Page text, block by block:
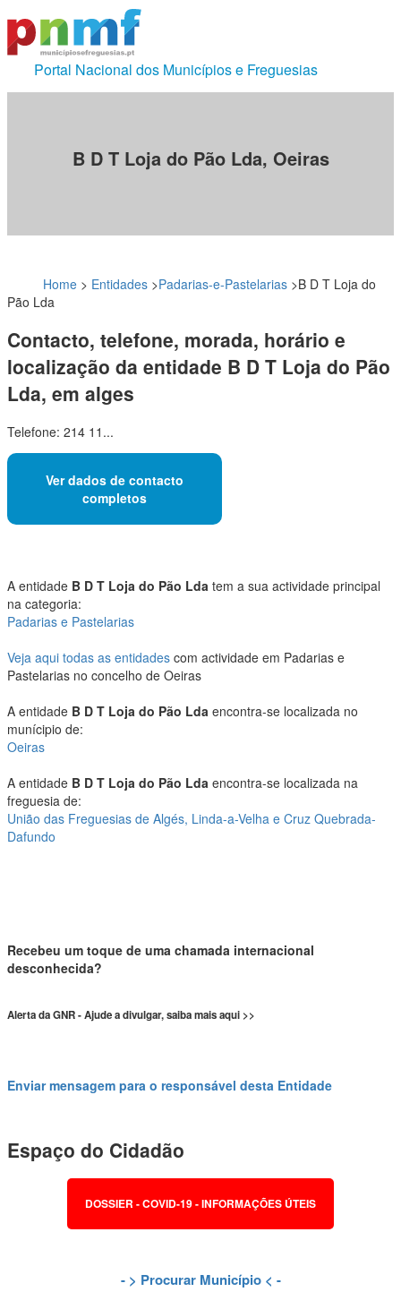
Portal Nacional dos Municípios e Freguesias
B D T Loja do Pão Lda, Oeiras
Home > Entidades >Padarias-e-Pastelarias >B D T Loja do
Pão Lda
Contacto, telefone, morada, horário e
localização da entidade B D T Loja do Pão
Lda, em alges
Telefone: 214 11...
Ver dados de contacto
completos
A entidade B D T Loja do Pão Lda tem a sua actividade principal
na categoria:
Padarias e Pastelarias
Veja aqui todas as entidades com actividade em Padarias e
Pastelarias no concelho de Oeiras
A entidade B D T Loja do Pão Lda encontra-se localizada no
munícipio de:
Oeiras
A entidade B D T Loja do Pão Lda encontra-se localizada na
freguesia de:
União das Freguesias de Algés, Linda-a-Velha e Cruz Quebrada-
Dafundo
Recebeu um toque de uma chamada internacional
desconhecida?
Alerta da GNR - Ajude a divulgar, saiba mais aqui >>
Enviar mensagem para o responsável desta Entidade
Espaço do Cidadão
DOSSIER - COVID-19 - INFORMAÇÕES ÚTEIS
- > Procurar Município< -